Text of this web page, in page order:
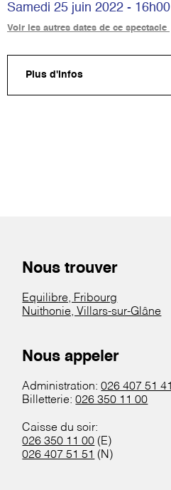
Samedi 25 juin 2022 - 16h00
Voir les autres dates de ce spectacle
Plus d'infos
Nous trouver
Equilibre, Fribourg
Nuithonie, Villars-sur-Glâne
Nous appeler
Administration:026 407 51 41
Billetterie:026 350 11 00
Caisse du soir:
026 350 11 00 (E)
026 407 51 51 (N)